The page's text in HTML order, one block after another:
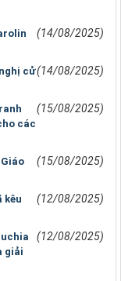
(14/08/2025)
cử(14/08/2025)
các
(15/08/2025)
(15/08/2025)
kêu
(12/08/2025)
giải
(12/08/2025)